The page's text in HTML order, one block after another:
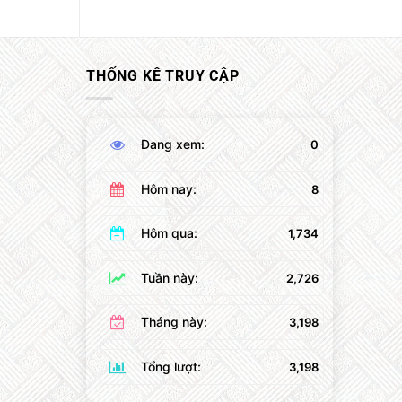
THỐNG KÊ TRUY CẬP
Đang xem: 0
Hôm nay: 8
Hôm qua: 1,734
Tuần này: 2,726
Tháng này: 3,198
Tổng lượt: 3,198